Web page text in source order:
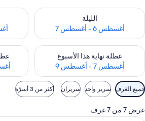
الليلة
أغسطس 6 - أغسطس 7
تحقق من مدى التوفر لليلة للفترة أغسطس 6 - أغسطس 7
تحقق من
عطلة نهاية هذا الأسبوع
أغسطس 7 - أغسطس 9
تحقق من مدى التوفر لعطلة نهاية هذا الأسبوع
أغسطس
تحقق من
عوامل
التصفية
المتاحة
للغرف
جميع الغرف سرير واحد سريران أكثر من 3 أسرّة
عرض 7 من 7 غرف